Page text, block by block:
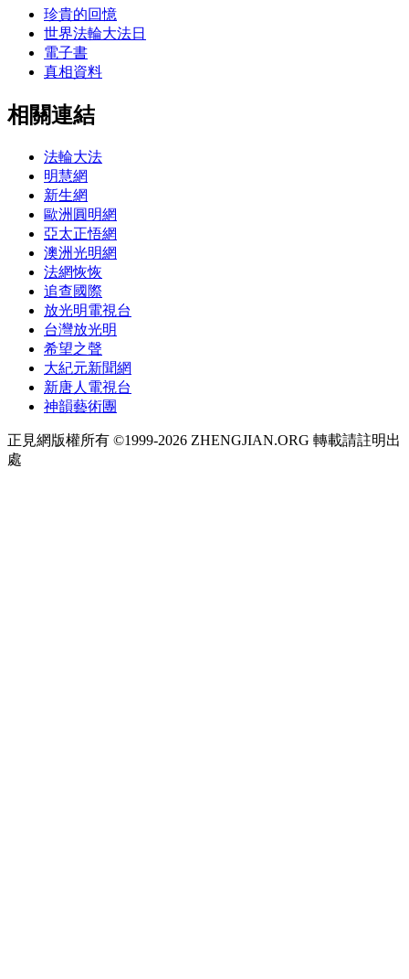
珍貴的回憶
世界法輪大法日
電子書
真相資料
相關連結
法輪大法
明慧網
新生網
歐洲圓明網
亞太正悟網
澳洲光明網
法網恢恢
追查國際
放光明電視台
台灣放光明
希望之聲
大紀元新聞網
新唐人電視台
神韻藝術團
正見網版權所有 ©1999-2026 ZHENGJIAN.ORG 轉載請註明出
處